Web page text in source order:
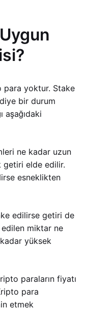
para yoktur. Stake
bir durum
aşağıdaki
ne kadar uzun
getiri elde edilir.
esneklikten
edilirse getiri de
miktar ne
yüksek
paraların fiyatı
para
etmek